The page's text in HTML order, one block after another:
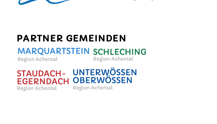
PARTNER GEMEINDEN